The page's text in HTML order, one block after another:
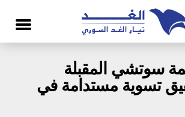
سوتشي المقبلة
تسوية مستدامة في